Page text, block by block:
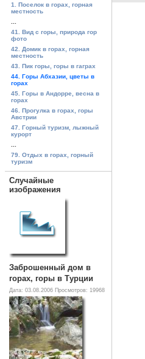
1. Поселок в горах, горная
местность
41. Вид с горы, природа гор
фото
42. Домик в горах, горная
местность
43. Пик горы, горы в гаграх
44. Горы Абхазии, цветы в
горах
45. Горы в Андорре, весна в
горах
46. Прогулка в горах, горы
Австрии
47. Горный туризм, лыжный
курорт
79. Отдых в горах, горный
туризм
Случайные
изображения
Заброшенный дом в
горах, горы в Турции
Дата: 03.08.2006 Просмотров: 19968